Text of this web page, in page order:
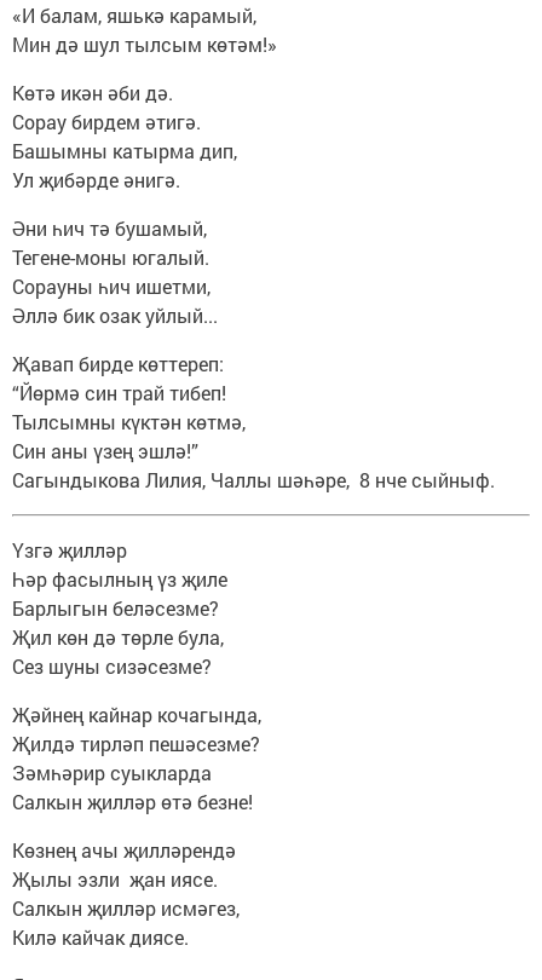
«И балам, яшькә карамый,
Мин дә шул тылсым көтәм!»
Көтә икән әби дә.
Сорау бирдем әтигә.
Башымны катырма дип,
Ул җибәрде әнигә.
Әни һич тә бушамый,
Тегене-моны югалый.
Сорауны һич ишетми,
Әллә бик озак уйлый...
Җавап бирде көттереп:
“Йөрмә син трай тибеп!
Тылсымны күктән көтмә,
Син аны үзең эшлә!”
Сагындыкова Лилия, Чаллы шәһәре, 8 нче сыйныф.
Үзгә җилләр
Һәр фасылның үз җиле
Барлыгын беләсезме?
Җил көн дә төрле була,
Сез шуны сизәсезме?
Җәйнең кайнар кочагында,
Җилдә тирләп пешәсезме?
Зәмһәрир суыкларда
Салкын җилләр өтә безне!
Көзнең ачы җилләрендә
Җылы эзли җан иясе.
Салкын җилләр исмәгез,
Килә кайчак диясе.